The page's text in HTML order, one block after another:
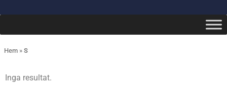
Hem » S
Inga resultat.